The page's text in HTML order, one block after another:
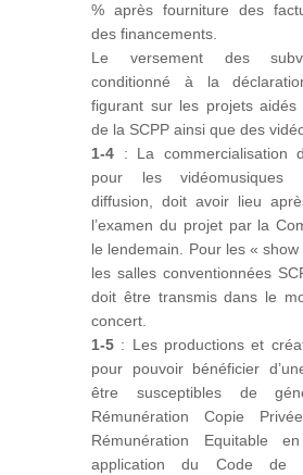
% après fourniture des
des financements.
Le versement des
conditionné à la
figurant sur les projets aidés
de la SCPP ainsi que des
1-4 : La commercialisation
pour les vidéomusiques
diffusion, doit avoir lieu
l’examen du projet par la
le lendemain. Pour les «
les salles conventionnées
doit être transmis dans le
concert.
1-5 : Les productions et
pour pouvoir bénéficier
être susceptibles de
Rémunération Copie
Rémunération Equitable
application du Code de